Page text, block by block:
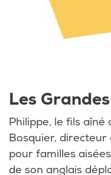
Les
Philippe, le fils aîné
Bosquier,
pour familles
de son anglais